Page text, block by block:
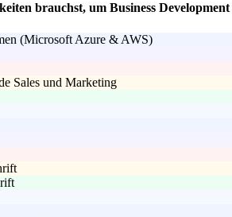
brauchst, um Business
(Microsoft Azure & AWS)
Sales und Marketing